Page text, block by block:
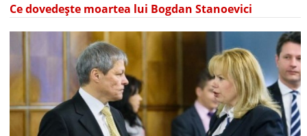
Ce dovedește moartea lui Bogdan Stanoevici